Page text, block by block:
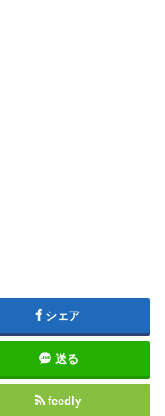
シェア
送る
feedly